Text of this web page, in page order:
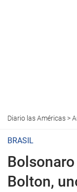
Diario las Américas>
BRASIL
Bolton,